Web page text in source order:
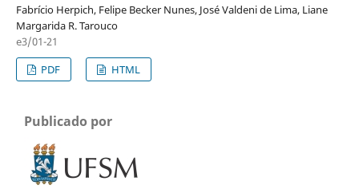
Fabrício Herpich, Felipe Becker Nunes, José Valdeni de Lima, Liane
Margarida R. Tarouco
e3/01-21
PDF
HTML
Publicado por